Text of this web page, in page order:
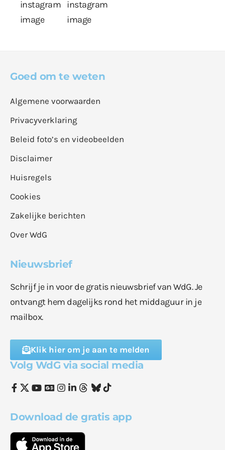
Goed om te weten
Algemene voorwaarden
Privacyverklaring
Beleid foto’s en videobeelden
Disclaimer
Huisregels
Cookies
Zakelijke berichten
Over WdG
Nieuwsbrief
Schrijf je in voor de gratis nieuwsbrief van WdG. Je
ontvangt hem dagelijks rond het middaguur in je
mailbox.
Klik hier om je aan te melden
Volg WdG via social media
Download de gratis app